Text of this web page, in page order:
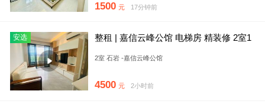
1500 元 17分钟前
安选
整租 | 嘉信云峰公馆 电梯房 精装修 2室1
2室 石岩 -嘉信云峰公馆
4500 元 2小时前